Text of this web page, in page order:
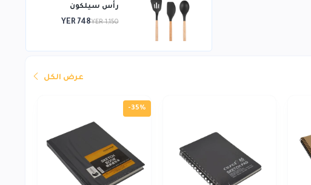
رأس سيلكون
YER 1,150
YER 748
عرض الكل
-35%